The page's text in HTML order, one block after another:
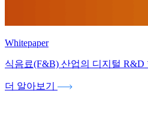
Whitepaper
식음료(F&B) 산업의 디지털 R&D
더 알아보기